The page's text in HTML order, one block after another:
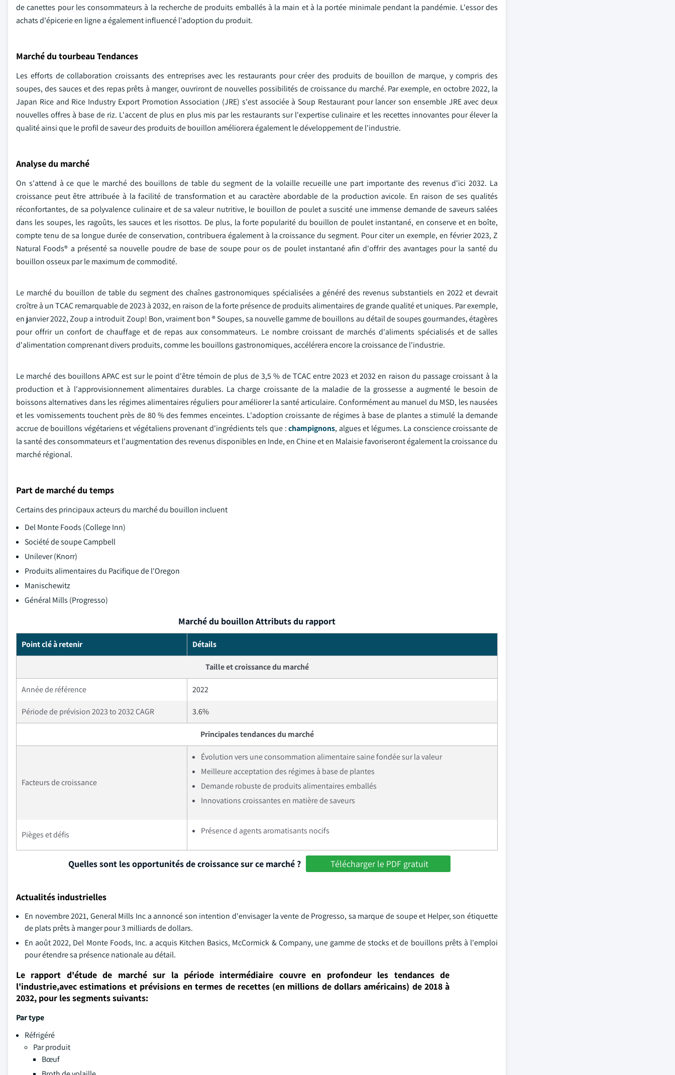
de canettes pour les consommateurs à la recherche de produits emballés à la main et à la portée minimale pendant la pandémie. L'essor des
achats d'épicerie en ligne a également influencé l'adoption du produit.
Marché du tourbeau Tendances
Les efforts de collaboration croissants des entreprises avec les restaurants pour créer des produits de bouillon de marque, y compris des
soupes, des sauces et des repas prêts à manger, ouvriront de nouvelles possibilités de croissance du marché. Par exemple, en octobre 2022, la
Japan Rice and Rice Industry Export Promotion Association (JRE) s'est associée à Soup Restaurant pour lancer son ensemble JRE avec deux
nouvelles offres à base de riz. L'accent de plus en plus mis par les restaurants sur l'expertise culinaire et les recettes innovantes pour élever la
qualité ainsi que le profil de saveur des produits de bouillon améliorera également le développement de l'industrie.
Analyse du marché
On s'attend à ce que le marché des bouillons de table du segment de la volaille recueille une part importante des revenus d'ici 2032. La
croissance peut être attribuée à la facilité de transformation et au caractère abordable de la production avicole. En raison de ses qualités
réconfortantes, de sa polyvalence culinaire et de sa valeur nutritive, le bouillon de poulet a suscité une immense demande de saveurs salées
dans les soupes, les ragoûts, les sauces et les risottos. De plus, la forte popularité du bouillon de poulet instantané, en conserve et en boîte,
compte tenu de sa longue durée de conservation, contribuera également à la croissance du segment. Pour citer un exemple, en février 2023, Z
Natural Foods® a présenté sa nouvelle poudre de base de soupe pour os de poulet instantané afin d'offrir des avantages pour la santé du
bouillon osseux par le maximum de commodité.
Le marché du bouillon de table du segment des chaînes gastronomiques spécialisées a généré des revenus substantiels en 2022 et devrait
croître à un TCAC remarquable de 2023 à 2032, en raison de la forte présence de produits alimentaires de grande qualité et uniques. Par exemple,
en janvier 2022, Zoup a introduit Zoup! Bon, vraiment bon ® Soupes, sa nouvelle gamme de bouillons au détail de soupes gourmandes, étagères
pour offrir un confort de chauffage et de repas aux consommateurs. Le nombre croissant de marchés d'aliments spécialisés et de salles
d'alimentation comprenant divers produits, comme les bouillons gastronomiques, accélérera encore la croissance de l'industrie.
Le marché des bouillons APAC est sur le point d'être témoin de plus de 3,5 % de TCAC entre 2023 et 2032 en raison du passage croissant à la
production et à l'approvisionnement alimentaires durables. La charge croissante de la maladie de la grossesse a augmenté le besoin de
boissons alternatives dans les régimes alimentaires réguliers pour améliorer la santé articulaire. Conformément au manuel du MSD, les nausées
et les vomissements touchent près de 80 % des femmes enceintes. L'adoption croissante de régimes à base de plantes a stimulé la demande
accrue de bouillons végétariens et végétaliens provenant d'ingrédients tels que :champignons, algues et légumes. La conscience croissante de
la santé des consommateurs et l'augmentation des revenus disponibles en Inde, en Chine et en Malaisie favoriseront également la croissance du
marché régional.
Part de marché du temps
Certains des principaux acteurs du marché du bouillon incluent
Del Monte Foods (College Inn)
Société de soupe Campbell
Unilever (Knorr)
Produits alimentaires du Pacifique de l'Oregon
Manischewitz
Général Mills (Progresso)
Marché du bouillon Attributs du rapport
Point clé à retenir Détails
Taille et croissance du marché
Année de référence 2022
Période de prévision 2023 to 2032 CAGR 3.6%
Principales tendances du marché
Facteurs de croissance
Évolution vers une consommation alimentaire saine fondée sur la valeur
Meilleure acceptation des régimes à base de plantes
Demande robuste de produits alimentaires emballés
Innovations croissantes en matière de saveurs
Pièges et défis Présence d agents aromatisants nocifs
Quelles sont les opportunités de croissance sur ce marché ? Télécharger le PDF gratuit
Actualités industrielles
En novembre 2021, General Mills Inc a annoncé son intention d'envisager la vente de Progresso, sa marque de soupe et Helper, son étiquette
de plats prêts à manger pour 3 milliards de dollars.
En août 2022, Del Monte Foods, Inc. a acquis Kitchen Basics, McCormick & Company, une gamme de stocks et de bouillons prêts à l'emploi
pour étendre sa présence nationale au détail.
Le rapport d'étude de marché sur la période intermédiaire couvre en profondeur les tendances de
l'industrie,avec estimations et prévisions en termes de recettes (en millions de dollars américains) de 2018 à
2032, pour les segments suivants:
Par type
Réfrigéré
Par produit
Bœuf